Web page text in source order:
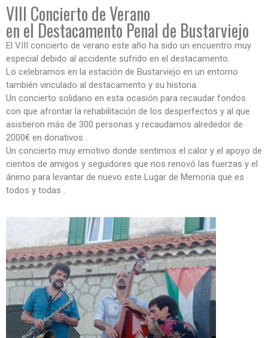
VIII Concierto de Verano
en el Destacamento Penal de Bustarviejo
El VIII concierto de verano este año ha sido un encuentro muy
especial debido al accidente sufrido en el destacamento.
Lo celebramos en la estación de Bustarviejo en un entorno
también vinculado al destacamento y su historia.
Un concierto solidario en esta ocasión para recaudar fondos
con que afrontar la rehabilitación de los desperfectos y al que
asistieron más de 300 personas y recaudamos alrededor de
2000€ en donativos .
Un concierto muy emotivo donde sentimos el calor y el apoyo de
cientos de amigos y seguidores que nos renovó las fuerzas y el
ánimo para levantar de nuevo este Lugar de Memoria que es
todos y todas .